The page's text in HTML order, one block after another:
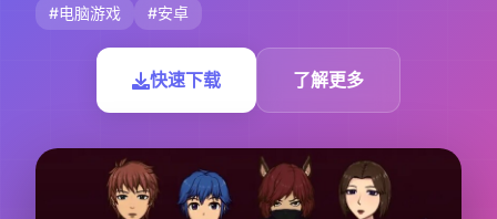
#电脑游戏 #安卓
快速下载 了解更多